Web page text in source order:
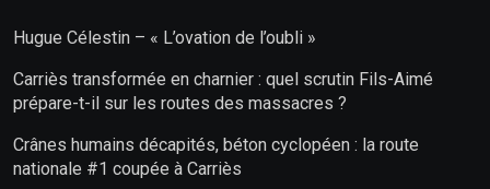
Hugue Célestin – « L’ovation de l’oubli »
Carriès transformée en charnier : quel scrutin Fils-Aimé
prépare-t-il sur les routes des massacres ?
Crânes humains décapités, béton cyclopéen : la route
nationale #1 coupée à Carriès